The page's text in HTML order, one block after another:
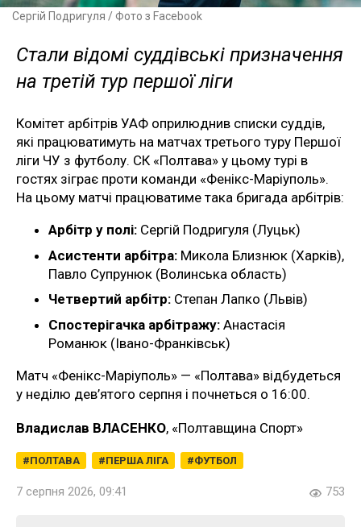
Сергій Подригуля / Фото з Facebook
Стали відомі суддівські призначення
на третій тур першої ліги
Комітет арбітрів УАФ оприлюднив списки суддів,
які працюватимуть на матчах третього туру Першої
ліги ЧУ з футболу. СК «Полтава» у цьому турі в
гостях зіграє проти команди «Фенікс-Маріуполь».
На цьому матчі працюватиме така бригада арбітрів:
Арбітр у полі: Сергій Подригуля (Луцьк)
Асистенти арбітра: Микола Близнюк (Харків),
Павло Супрунюк (Волинська область)
Четвертий арбітр: Степан Лапко (Львів)
Спостерігачка арбітражу: Анастасія
Романюк (Івано-Франківськ)
Матч «Фенікс-Маріуполь» — «Полтава» відбудеться
у неділю дев’ятого серпня і почнеться о 16:00.
Владислав ВЛАСЕНКО, «Полтавщина Спорт»
ПОЛТАВА ПЕРША ЛІГА ФУТБОЛ
7 серпня 2026, 09:41 753